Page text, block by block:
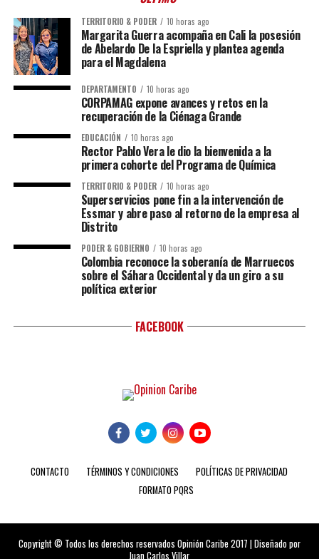
TERRITORIO & PODER 10 horas ago
Margarita Guerra acompaña en Cali la posesión
de Abelardo De la Espriella y plantea agenda
para el Magdalena
DEPARTAMENTO 10 horas ago
CORPAMAG expone avances y retos en la
recuperación de la Ciénaga Grande
EDUCACIÓN 10 horas ago
Rector Pablo Vera le dio la bienvenida a la
primera cohorte del Programa de Química
TERRITORIO & PODER 10 horas ago
Superservicios pone fin a la intervención de
Essmar y abre paso al retorno de la empresa al
Distrito
PODER & GOBIERNO 10 horas ago
Colombia reconoce la soberanía de Marruecos
sobre el Sáhara Occidental y da un giro a su
política exterior
FACEBOOK
CONTACTO TÉRMINOS Y CONDICIONES
POLÍTICAS DE PRIVACIDAD
FORMATO PQRS
Copyright © Todos los derechos reservados Opinión Caribe 2017 | Diseñado por
Juan Carlos Villar